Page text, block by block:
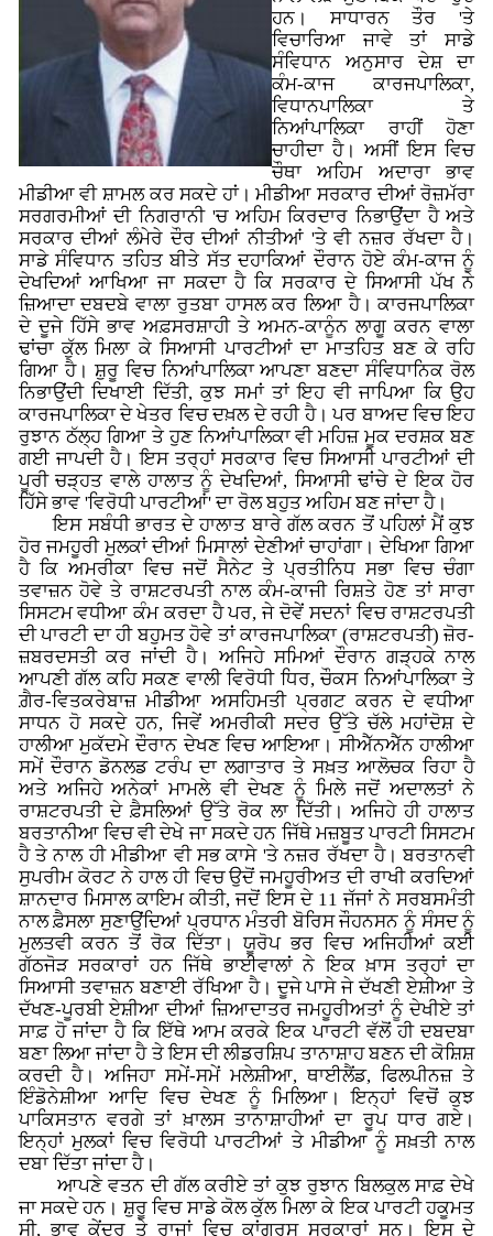
ਹਨ। ਸਾਧਾਰਨ ਤੌਰ 'ਤੇ
ਵਿਚਾਰਿਆ ਜਾਵੇ ਤਾਂ ਸਾਡੇ
ਸੰਵਿਧਾਨ ਅਨੁਸਾਰ ਦੇਸ਼ ਦਾ
ਕੰਮ-ਕਾਜ ਕਾਰਜਪਾਲਿਕਾ,
ਵਿਧਾਨਪਾਲਿਕਾ ਤੇ
ਨਿਆਂਪਾਲਿਕਾ ਰਾਹੀਂ ਹੋਣਾ
ਚਾਹੀਦਾ ਹੈ। ਅਸੀਂ ਇਸ ਵਿਚ
ਚੌਥਾ ਅਹਿਮ ਅਦਾਰਾ ਭਾਵ
ਮੀਡੀਆ ਵੀ ਸ਼ਾਮਲ ਕਰ ਸਕਦੇ ਹਾਂ। ਮੀਡੀਆ ਸਰਕਾਰ ਦੀਆਂ ਰੋਜ਼ਮੱਰਾ
ਸਰਗਰਮੀਆਂ ਦੀ ਨਿਗਰਾਨੀ 'ਚ ਅਹਿਮ ਕਿਰਦਾਰ ਨਿਭਾਉਂਦਾ ਹੈ ਅਤੇ
ਸਰਕਾਰ ਦੀਆਂ ਲੰਮੇਰੇ ਦੌਰ ਦੀਆਂ ਨੀਤੀਆਂ 'ਤੇ ਵੀ ਨਜ਼ਰ ਰੱਖਦਾ ਹੈ।
ਸਾਡੇ ਸੰਵਿਧਾਨ ਤਹਿਤ ਬੀਤੇ ਸੱਤ ਦਹਾਕਿਆਂ ਦੌਰਾਨ ਹੋਏ ਕੰਮ-ਕਾਜ ਨੂੰ
ਦੇਖਦਿਆਂ ਆਖਿਆ ਜਾ ਸਕਦਾ ਹੈ ਕਿ ਸਰਕਾਰ ਦੇ ਸਿਆਸੀ ਪੱਖ ਨੇ
ਜ਼ਿਆਦਾ ਦਬਦਬੇ ਵਾਲਾ ਰੁਤਬਾ ਹਾਸਲ ਕਰ ਲਿਆ ਹੈ। ਕਾਰਜਪਾਲਿਕਾ
ਦੇ ਦੂਜੇ ਹਿੱਸੇ ਭਾਵ ਅਫ਼ਸਰਸ਼ਾਹੀ ਤੇ ਅਮਨ-ਕਾਨੂੰਨ ਲਾਗੂ ਕਰਨ ਵਾਲਾ
ਢਾਂਚਾ ਕੁੱਲ ਮਿਲਾ ਕੇ ਸਿਆਸੀ ਪਾਰਟੀਆਂ ਦਾ ਮਾਤਹਿਤ ਬਣ ਕੇ ਰਹਿ
ਗਿਆ ਹੈ। ਸ਼ੁਰੂ ਵਿਚ ਨਿਆਂਪਾਲਿਕਾ ਆਪਣਾ ਬਣਦਾ ਸੰਵਿਧਾਨਿਕ ਰੋਲ
ਨਿਭਾਉਂਦੀ ਦਿਖਾਈ ਦਿੱਤੀ, ਕੁਝ ਸਮਾਂ ਤਾਂ ਇਹ ਵੀ ਜਾਪਿਆ ਕਿ ਉਹ
ਕਾਰਜਪਾਲਿਕਾ ਦੇ ਖੇਤਰ ਵਿਚ ਦਖ਼ਲ ਦੇ ਰਹੀ ਹੈ। ਪਰ ਬਾਅਦ ਵਿਚ ਇਹ
ਰੁਝਾਨ ਠੱਲ੍ਹ ਗਿਆ ਤੇ ਹੁਣ ਨਿਆਂਪਾਲਿਕਾ ਵੀ ਮਹਿਜ਼ ਮੂਕ ਦਰਸ਼ਕ ਬਣ
ਗਈ ਜਾਪਦੀ ਹੈ। ਇਸ ਤਰ੍ਹਾਂ ਸਰਕਾਰ ਵਿਚ ਸਿਆਸੀ ਪਾਰਟੀਆਂ ਦੀ
ਪੂਰੀ ਚੜ੍ਹਤ ਵਾਲੇ ਹਾਲਾਤ ਨੂੰ ਦੇਖਦਿਆਂ, ਸਿਆਸੀ ਢਾਂਚੇ ਦੇ ਇਕ ਹੋਰ
ਹਿੱਸੇ ਭਾਵ 'ਵਿਰੋਧੀ ਪਾਰਟੀਆਂ' ਦਾ ਰੋਲ ਬਹੁਤ ਅਹਿਮ ਬਣ ਜਾਂਦਾ ਹੈ।
ਇਸ ਸਬੰਧੀ ਭਾਰਤ ਦੇ ਹਾਲਾਤ ਬਾਰੇ ਗੱਲ ਕਰਨ ਤੋਂ ਪਹਿਲਾਂ ਮੈਂ ਕੁਝ
ਹੋਰ ਜਮਹੂਰੀ ਮੁਲਕਾਂ ਦੀਆਂ ਮਿਸਾਲਾਂ ਦੇਣੀਆਂ ਚਾਹਾਂਗਾ। ਦੇਖਿਆ ਗਿਆ
ਹੈ ਕਿ ਅਮਰੀਕਾ ਵਿਚ ਜਦੋਂ ਸੈਨੇਟ ਤੇ ਪ੍ਰਤੀਨਿਧ ਸਭਾ ਵਿਚ ਚੰਗਾ
ਤਵਾਜ਼ਨ ਹੋਵੇ ਤੇ ਰਾਸ਼ਟਰਪਤੀ ਨਾਲ ਕੰਮ-ਕਾਜੀ ਰਿਸ਼ਤੇ ਹੋਣ ਤਾਂ ਸਾਰਾ
ਸਿਸਟਮ ਵਧੀਆ ਕੰਮ ਕਰਦਾ ਹੈ ਪਰ, ਜੇ ਦੋਵੇਂ ਸਦਨਾਂ ਵਿਚ ਰਾਸ਼ਟਰਪਤੀ
ਦੀ ਪਾਰਟੀ ਦਾ ਹੀ ਬਹੁਮਤ ਹੋਵੇ ਤਾਂ ਕਾਰਜਪਾਲਿਕਾ (ਰਾਸ਼ਟਰਪਤੀ) ਜ਼ੋਰ-
ਜ਼ਬਰਦਸਤੀ ਕਰ ਜਾਂਦੀ ਹੈ। ਅਜਿਹੇ ਸਮਿਆਂ ਦੌਰਾਨ ਗੜ੍ਹਕੇ ਨਾਲ
ਆਪਣੀ ਗੱਲ ਕਹਿ ਸਕਣ ਵਾਲੀ ਵਿਰੋਧੀ ਧਿਰ, ਚੌਕਸ ਨਿਆਂਪਾਲਿਕਾ ਤੇ
ਗ਼ੈਰ-ਵਿਤਕਰੇਬਾਜ਼ ਮੀਡੀਆ ਅਸਹਿਮਤੀ ਪ੍ਰਗਟ ਕਰਨ ਦੇ ਵਧੀਆ
ਸਾਧਨ ਹੋ ਸਕਦੇ ਹਨ, ਜਿਵੇਂ ਅਮਰੀਕੀ ਸਦਰ ਉੱਤੇ ਚੱਲੇ ਮਹਾਂਦੋਸ਼ ਦੇ
ਹਾਲੀਆ ਮੁਕੱਦਮੇ ਦੌਰਾਨ ਦੇਖਣ ਵਿਚ ਆਇਆ। ਸੀਐੱਨਐੱਨ ਹਾਲੀਆ
ਸਮੇਂ ਦੌਰਾਨ ਡੋਨਲਡ ਟਰੰਪ ਦਾ ਲਗਾਤਾਰ ਤੇ ਸਖ਼ਤ ਆਲੋਚਕ ਰਿਹਾ ਹੈ
ਅਤੇ ਅਜਿਹੇ ਅਨੇਕਾਂ ਮਾਮਲੇ ਵੀ ਦੇਖਣ ਨੂੰ ਮਿਲੇ ਜਦੋਂ ਅਦਾਲਤਾਂ ਨੇ
ਰਾਸ਼ਟਰਪਤੀ ਦੇ ਫ਼ੈਸਲਿਆਂ ਉੱਤੇ ਰੋਕ ਲਾ ਦਿੱਤੀ। ਅਜਿਹੇ ਹੀ ਹਾਲਾਤ
ਬਰਤਾਨੀਆ ਵਿਚ ਵੀ ਦੇਖੇ ਜਾ ਸਕਦੇ ਹਨ ਜਿੱਥੇ ਮਜ਼ਬੂਤ ਪਾਰਟੀ ਸਿਸਟਮ
ਹੈ ਤੇ ਨਾਲ ਹੀ ਮੀਡੀਆ ਵੀ ਸਭ ਕਾਸੇ 'ਤੇ ਨਜ਼ਰ ਰੱਖਦਾ ਹੈ। ਬਰਤਾਨਵੀ
ਸੁਪਰੀਮ ਕੋਰਟ ਨੇ ਹਾਲ ਹੀ ਵਿਚ ਉਦੋਂ ਜਮਹੂਰੀਅਤ ਦੀ ਰਾਖੀ ਕਰਦਿਆਂ
ਸ਼ਾਨਦਾਰ ਮਿਸਾਲ ਕਾਇਮ ਕੀਤੀ, ਜਦੋਂ ਇਸ ਦੇ 11 ਜੱਜਾਂ ਨੇ ਸਰਬਸਮੰਤੀ
ਨਾਲ ਫ਼ੈਸਲਾ ਸੁਣਾਉਂਦਿਆਂ ਪ੍ਰਧਾਨ ਮੰਤਰੀ ਬੋਰਿਸ ਜੌਹਨਸਨ ਨੂੰ ਸੰਸਦ ਨੂੰ
ਮੁਲਤਵੀ ਕਰਨ ਤੋਂ ਰੋਕ ਦਿੱਤਾ। ਯੂਰੋਪ ਭਰ ਵਿਚ ਅਜਿਹੀਆਂ ਕਈ
ਗੱਠਜੋੜ ਸਰਕਾਰਾਂ ਹਨ ਜਿੱਥੇ ਭਾਈਵਾਲਾਂ ਨੇ ਇਕ ਖ਼ਾਸ ਤਰ੍ਹਾਂ ਦਾ
ਸਿਆਸੀ ਤਵਾਜ਼ਨ ਬਣਾਈ ਰੱਖਿਆ ਹੈ। ਦੂਜੇ ਪਾਸੇ ਜੇ ਦੱਖਣੀ ਏਸ਼ੀਆ ਤੇ
ਦੱਖਣ-ਪੂਰਬੀ ਏਸ਼ੀਆ ਦੀਆਂ ਜ਼ਿਆਦਾਤਰ ਜਮਹੂਰੀਅਤਾਂ ਨੂੰ ਦੇਖੀਏ ਤਾਂ
ਸਾਫ਼ ਹੋ ਜਾਂਦਾ ਹੈ ਕਿ ਇੱਥੇ ਆਮ ਕਰਕੇ ਇਕ ਪਾਰਟੀ ਵੱਲੋਂ ਹੀ ਦਬਦਬਾ
ਬਣਾ ਲਿਆ ਜਾਂਦਾ ਹੈ ਤੇ ਇਸ ਦੀ ਲੀਡਰਸ਼ਿਪ ਤਾਨਾਸ਼ਾਹ ਬਣਨ ਦੀ ਕੋਸ਼ਿਸ਼
ਕਰਦੀ ਹੈ। ਅਜਿਹਾ ਸਮੇਂ-ਸਮੇਂ ਮਲੇਸ਼ੀਆ, ਥਾਈਲੈਂਡ, ਫਿਲਪੀਨਜ਼ ਤੇ
ਇੰਡੋਨੇਸ਼ੀਆ ਆਦਿ ਵਿਚ ਦੇਖਣ ਨੂੰ ਮਿਲਿਆ। ਇਨ੍ਹਾਂ ਵਿਚੋਂ ਕੁਝ
ਪਾਕਿਸਤਾਨ ਵਰਗੇ ਤਾਂ ਖ਼ਾਲਸ ਤਾਨਾਸ਼ਾਹੀਆਂ ਦਾ ਰੂਪ ਧਾਰ ਗਏ।
ਇਨ੍ਹਾਂ ਮੁਲਕਾਂ ਵਿਚ ਵਿਰੋਧੀ ਪਾਰਟੀਆਂ ਤੇ ਮੀਡੀਆ ਨੂੰ ਸਖ਼ਤੀ ਨਾਲ
ਦਬਾ ਦਿੱਤਾ ਜਾਂਦਾ ਹੈ।
ਆਪਣੇ ਵਤਨ ਦੀ ਗੱਲ ਕਰੀਏ ਤਾਂ ਕੁਝ ਰੁਝਾਨ ਬਿਲਕੁਲ ਸਾਫ਼ ਦੇਖੇ
ਜਾ ਸਕਦੇ ਹਨ। ਸ਼ੁਰੂ ਵਿਚ ਸਾਡੇ ਕੋਲ ਕੁੱਲ ਮਿਲਾ ਕੇ ਇਕ ਪਾਰਟੀ ਹਕੂਮਤ
ਸੀ, ਭਾਵ ਕੇਂਦਰ ਤੇ ਰਾਜਾਂ ਵਿਚ ਕਾਂਗਰਸ ਸਰਕਾਰਾਂ ਸਨ। ਇਸ ਦੇ